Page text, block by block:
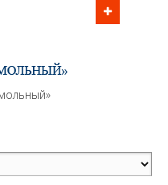
до 21:00 МСК
30-30